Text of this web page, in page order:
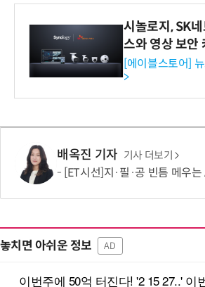
시놀로지, SK네
스와 영상 보안
독점 판매 파트
[에이블스토어]
>
배옥진 기자 기사 더보기
[ET시선]지·필·공 빈틈 메우
놓치면 아쉬운 정보 AD